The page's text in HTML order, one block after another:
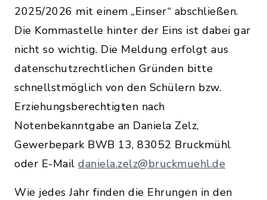
2025/2026 mit einem „Einser“ abschließen.
Die Kommastelle hinter der Eins ist dabei gar
nicht so wichtig. Die Meldung erfolgt aus
datenschutzrechtlichen Gründen bitte
schnellstmöglich von den Schülern bzw.
Erziehungsberechtigten nach
Notenbekanntgabe an Daniela Zelz,
Gewerbepark BWB 13, 83052 Bruckmühl
oder E-Mail daniela.zelz@bruckmuehl.de
Wie jedes Jahr finden die Ehrungen in den